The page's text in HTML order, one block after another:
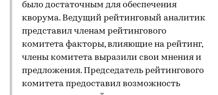
было достаточным для обеспечения
кворума. Ведущий рейтинговый аналитик
представил членам рейтингового
комитета факторы, влияющие на рейтинг,
члены комитета выразили свои мнения и
предложения. Председатель рейтингового
комитета предоставил возможность